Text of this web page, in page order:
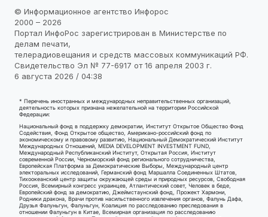
© Информационное агентство Инфорос
2000 – 2026
Портал ИнфоРос зарегистрирован в Министерстве по
делам печати,
телерадиовещания и средств массовых коммуникаций РФ.
Свидетельство Эл № 77-6917 от 16 апреля 2003 г.
6 августа 2026 / 04:38